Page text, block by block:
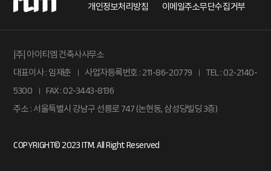
개인정보처리방침 이메일주소무단수집거부
|주| 아이티엠 건축사사무소
대표이사 : 임재춘
l 사업자등록번호 : 211-86-20779 l
TEL : 02-2140-
5300
l
FAX : 02-3443-8136
주소 : 서울특별시 강남구 선릉로 747 (논현동, 삼성당빌딩 3층)
COPYRIGHT© 2023 ITM. All Right Reserved